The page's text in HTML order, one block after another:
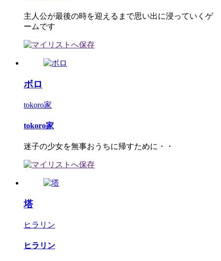
主人公が最後の時を迎えるまで思い出に浸っていくゲ
ームです
ボロ
tokoro家
tokoro家
迷子の少女を無事おうちに帰すために・・
塔
ヒラリン
ヒラリン